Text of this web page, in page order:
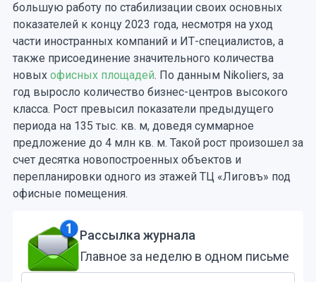
большую работу по стабилизации своих основных
показателей к концу 2023 года, несмотря на уход
части иностранных компаний и ИТ-специалистов, а
также присоединение значительного количества
новых офисных площадей. По данным Nikoliers, за
год выросло количество бизнес-центров высокого
класса. Рост превысил показатели предыдущего
периода на 135 тыс. кв. м, доведя суммарное
предложение до 4 млн кв. м. Такой рост произошел за
счет десятка новопостроенных объектов и
перепланировки одного из этажей ТЦ «Лиговъ» под
офисные помещения.
Рассылка журнала
Главное за неделю в одном письме